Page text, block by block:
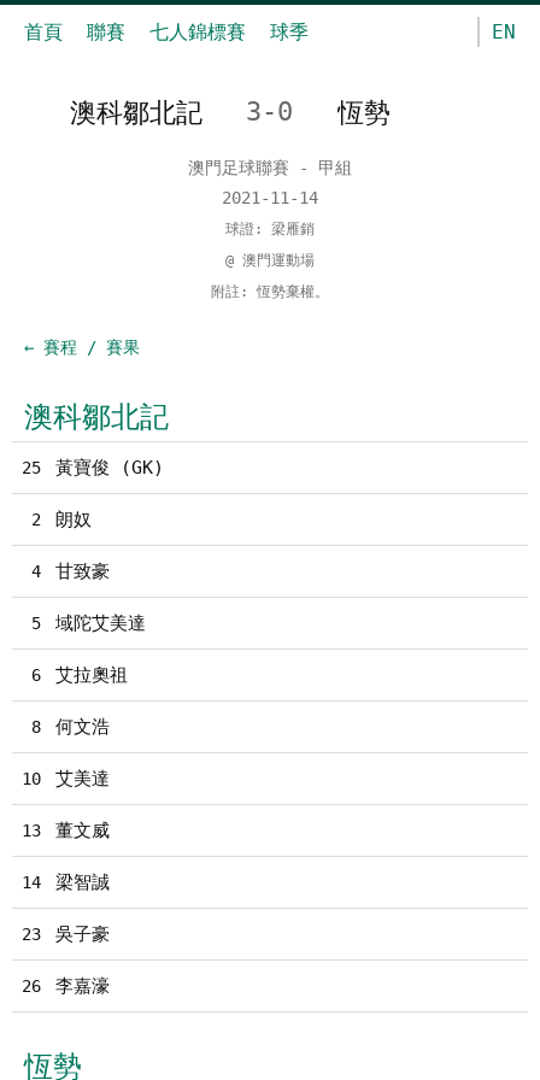
首頁 聯賽 七人錦標賽 球季 EN
澳科鄒北記 3-0 恆勢
澳門足球聯賽 - 甲組
2021-11-14
球證: 梁雁銷
@ 澳門運動場
附註: 恆勢棄權。
← 賽程 / 賽果
澳科鄒北記
25 黃寶俊 (GK)
2 朗奴
4 甘致豪
5 域陀艾美達
6 艾拉奧祖
8 何文浩
10 艾美達
13 董文威
14 梁智誠
23 吳子豪
26 李嘉濠
恆勢